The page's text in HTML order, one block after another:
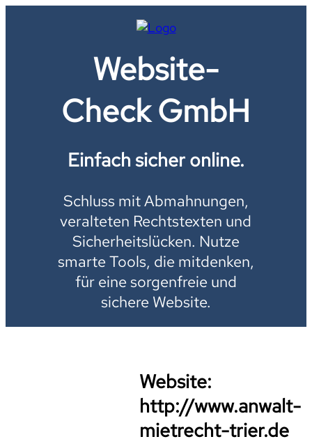
Website-
Check GmbH
Einfach sicher online.
Schluss mit Abmahnungen,
veralteten Rechtstexten und
Sicherheitslücken. Nutze
smarte Tools, die mitdenken,
für eine sorgenfreie und
sichere Website.
Website:
http://www.anwalt-
mietrecht-trier.de